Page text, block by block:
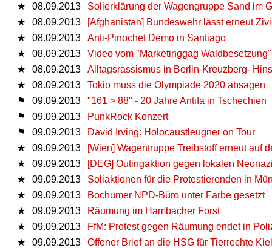
★
08.09.2013
Solierklärung der Wagengruppe Sand im
★
08.09.2013
[Afghanistan] Bundeswehr lässt erneut
★
08.09.2013
Anti-Pinochet Demo in Santiago
★
08.09.2013
Video vom "Marketinggag Waldbesetzung"
★
08.09.2013
Alltagsrassismus in Berlin-Kreuzberg-
★
08.09.2013
Tokio muss die Olympiade 2020 absagen
⚑
09.09.2013
"161 > 88" - 20 Jahre Antifa in Tschechien
⚑
09.09.2013
PunkRock Konzert
⚑
09.09.2013
David Irving: Holocaustleugner on Tour
★
09.09.2013
[Wien] Wagentruppe Treibstoff erneut auf
★
09.09.2013
[DEG] Outingaktion gegen lokalen
★
09.09.2013
Soliaktionen für die Protestierenden in
★
09.09.2013
Bochumer NPD-Büro unter Farbe gesetzt
★
09.09.2013
Räumung im Hambacher Forst
★
09.09.2013
FfM: Protest gegen Räumung endet in
★
09.09.2013
Offener Brief an die HSG für Tierrechte Kiel